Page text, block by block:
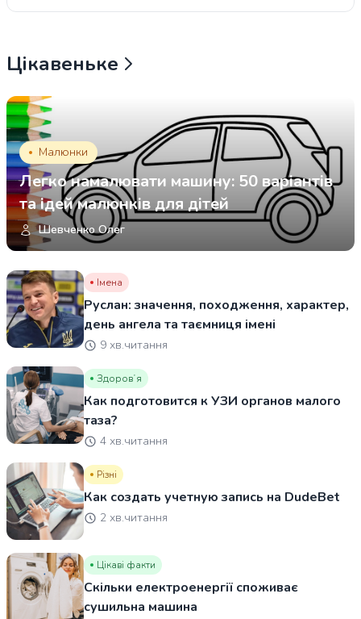
Цікавеньке
Малюнки
Легко намалювати машину: 50 варіантів
та ідей малюнків для дітей
Шевченко Олег
Імена
Руслан: значення, походження, характер,
день ангела та таємниця імені
9 хв.читання
Здоровʼя
Как подготовится к УЗИ органов малого
таза?
4 хв.читання
Різні
Как создать учетную запись на DudeBet
2 хв.читання
Цікаві факти
Скільки електроенергії споживає
сушильна машина